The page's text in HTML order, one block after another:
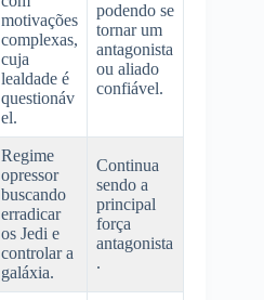
motivações
complexas,
cuja
lealdade é
questionáv
el.
podendo se
tornar um
antagonista
ou aliado
confiável.
Regime
opressor
buscando
erradicar
os Jedi e
controlar a
galáxia.
Continua
sendo a
principal
força
antagonista
.